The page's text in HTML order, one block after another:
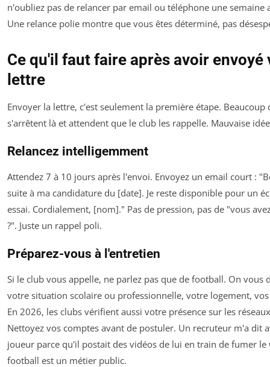
n'oubliez pas de relancer par email ou téléphone une semaine
Une relance polie montre que vous êtes déterminé, pas
Ce qu'il faut faire après avoir envoyé
lettre
Envoyer la lettre, c'est seulement la première étape. Beaucoup
s'arrêtent là et attendent que le club les rappelle. Mauvaise
Relancez intelligemment
Attendez 7 à 10 jours après l'envoi. Envoyez un email court :
suite à ma candidature du [date]. Je reste disponible pour un
essai. Cordialement, [nom]." Pas de pression, pas de "vous
?". Juste un rappel poli.
Préparez-vous à l'entretien
Si le club vous appelle, ne parlez pas que de football. On vous
votre situation scolaire ou professionnelle, votre logement,
En 2026, les clubs vérifient aussi votre présence sur les
Nettoyez vos comptes avant de postuler. Un recruteur m'a dit
joueur parce qu'il postait des vidéos de lui en train de fumer le
football est un métier public.